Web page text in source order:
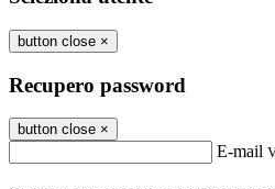
button close ×
Recupero password
button close ×
E-mail